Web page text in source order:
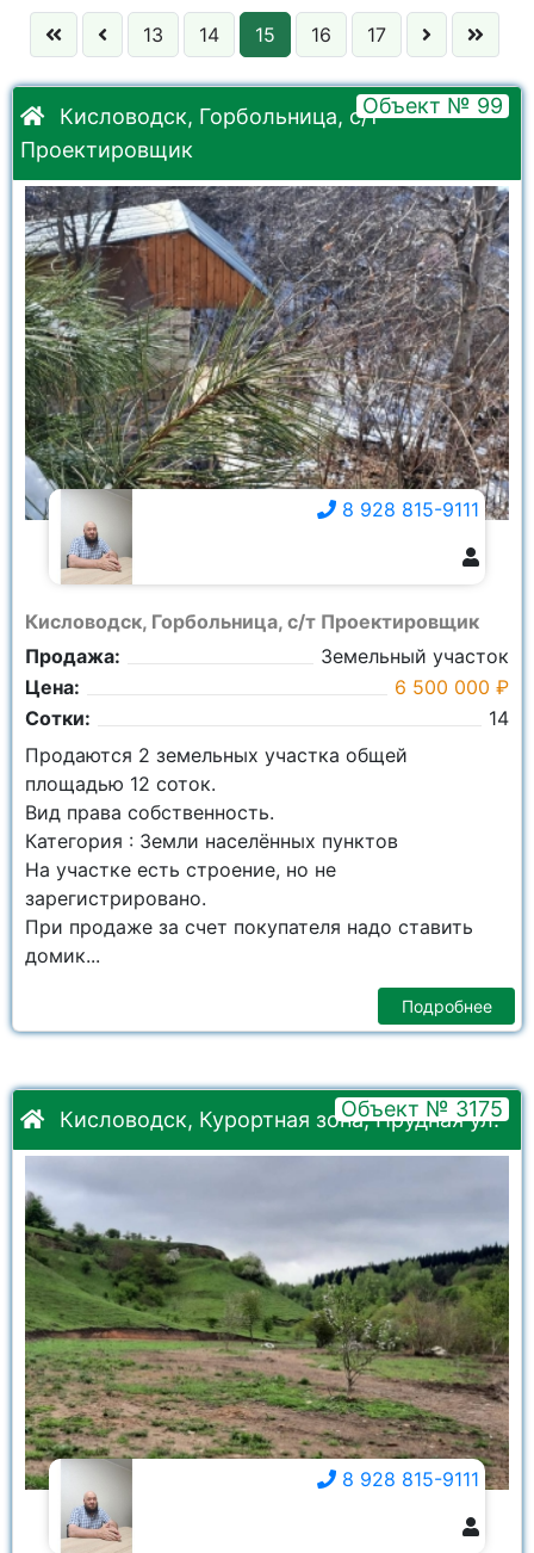
Город: Ничего не выбрано
13 14 15 16 17
Кисловодск, Горбольница, с/т
Проектировщик
Объект № 99
Кисловодск, Горбольница, с/т Проектировщик
Продажа:
Земельный участок
Цена:
6 500 000 ₽
Сотки:
14
8 928 815-9111
Продаются 2 земельных участка общей
площадью 12 соток.
Вид права собственность.
Категория : Земли населённых пунктов
На участке есть строение, но не
зарегистрировано.
При продаже за счет покупателя надо ставить
домик...
Подробнее
Кисловодск, Курортная зона, Прудная ул.
Объект № 3175
8 928 815-9111